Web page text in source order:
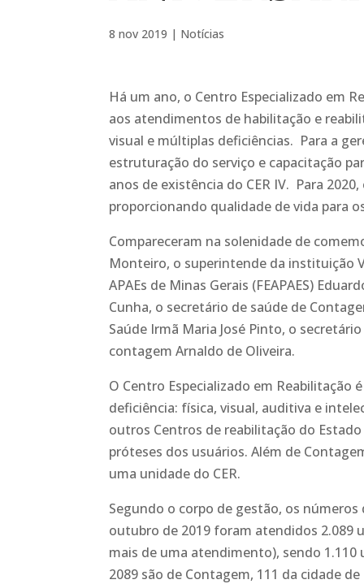
8 nov 2019 | Notícias
Há um ano, o Centro Especializado em
aos atendimentos de habilitação e
visual e múltiplas deficiências. Para a
estruturação do serviço e capacitação
anos de existência do CER IV. Para
proporcionando qualidade de vida para
Compareceram na solenidade de
Monteiro, o superintende da instituição
APAEs de Minas Gerais (FEAPAES)
Cunha, o secretário de saúde de
Saúde Irmã Maria José Pinto, o
contagem Arnaldo de Oliveira.
O Centro Especializado em
deficiência: física, visual, auditiva e
outros Centros de reabilitação do
próteses dos usuários. Além de
uma unidade do CER.
Segundo o corpo de gestão, os
outubro de 2019 foram atendidos 2.089
mais de uma atendimento), sendo
2089 são de Contagem, 111 da cidade